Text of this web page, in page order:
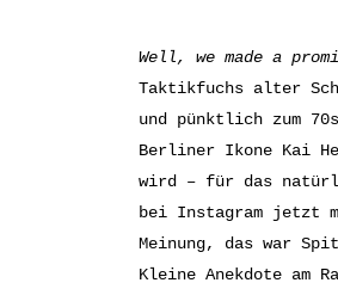
Well, we made a
Taktikfuchs alter
und pünktlich zum
Berliner Ikone Kai
wird – für das
bei Instagram jetzt
Meinung, das war
Kleine Anekdote am